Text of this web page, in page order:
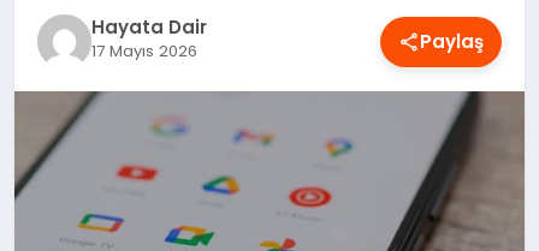
OYUN
RÜYA TABIRLERI
Hayata Dair
17 Mayıs 2026 Paylaş